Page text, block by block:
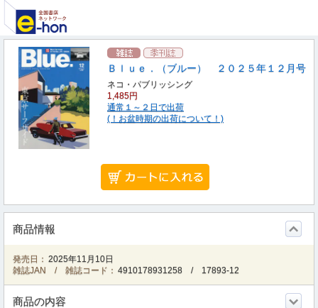
Ｂｌｕｅ．（ブルー） ２０２５年１２月号
ネコ・パブリッシング
1,485円
通常１～２日で出荷
(！お盆時期の出荷について！)
商品情報
発売日： 2025年11月10日
雑誌JAN / 雑誌コード： 4910178931258 / 17893-12
商品の内容